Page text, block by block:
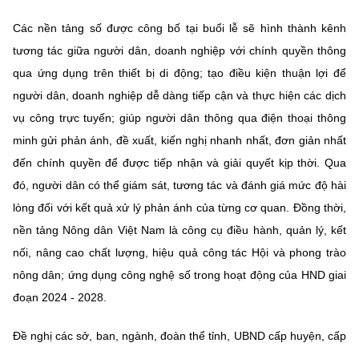
Các nền tảng số được công bố tại buổi lễ sẽ hình thành kênh
tương tác giữa người dân, doanh nghiệp với chính quyền thông
qua ứng dụng trên thiết bị di động; tạo điều kiện thuận lợi để
người dân, doanh nghiệp dễ dàng tiếp cận và thực hiện các dịch
vụ công trực tuyến; giúp người dân thông qua điện thoại thông
minh gửi phản ánh, đề xuất, kiến nghị nhanh nhất, đơn giản nhất
đến chính quyền để được tiếp nhận và giải quyết kịp thời. Qua
đó, người dân có thể giám sát, tương tác và đánh giá mức độ hài
lòng đối với kết quả xử lý phản ánh của từng cơ quan. Đồng thời,
nền tảng Nông dân Việt Nam là công cụ điều hành, quản lý, kết
nối, nâng cao chất lượng, hiệu quả công tác Hội và phong trào
nông dân; ứng dụng công nghệ số trong hoạt động của HND giai
đoạn 2024 - 2028.
Đề nghị các sở, ban, ngành, đoàn thể tỉnh, UBND cấp huyện, cấp